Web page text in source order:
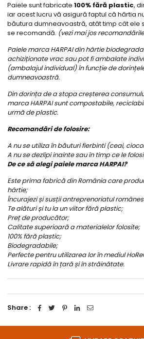
Paiele sunt fabricate 100% fără plastic,
iar acest lucru vă asigură faptul că hârtia
băutura dumneavoastră, atât timp cât ele
se recomandă. (vezi mai jos
Paiele marca HARPAI din hârtie
achiziționate vrac sau pot fi ambalate
(ambalajul individual) în funcție de
dumneavoastră.
Din dorința de a stopa creșterea
marca HARPAI sunt compostabile,
urmă de plastic.
Recomandări de folosire:
A nu se utiliza în băuturi fierbinti (ceai,
A nu se dezlipi inainte sau în timp ce le
De ce să alegi paiele marca HARPAI?
Este prima fabrică din România care
hârtie;
Încurajezi și susții antreprenoriatul
Te alături și tu la un viitor fără plastic;
Preț de producător;
Calitate superioară a materialelor folosite;
100% fără plastic;
Biodegradabile;
Perfecte pentru utilizarea lor în mediul
Livrare rapidă în țară și în străinătate.
Share :